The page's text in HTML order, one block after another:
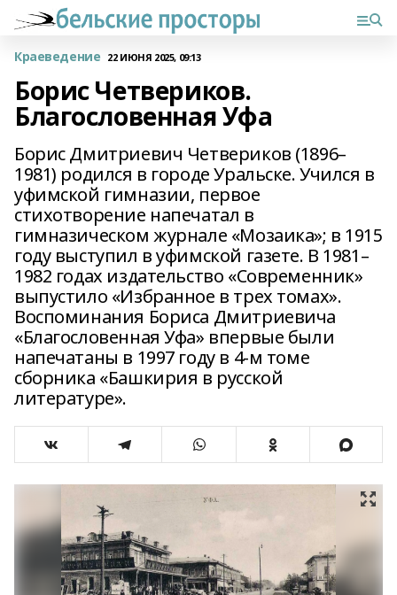
Краеведение 22 ИЮНЯ 2025, 09:13
Борис Четвериков.
Благословенная Уфа
Борис Дмитриевич Четвериков (1896–
1981) родился в городе Уральске. Учился в
уфимской гимназии, первое
стихотворение напечатал в
гимназическом журнале «Мозаика»; в 1915
году выступил в уфимской газете. В 1981–
1982 годах издательство «Современник»
выпустило «Избранное в трех томах».
Воспоминания Бориса Дмитриевича
«Благословенная Уфа» впервые были
напечатаны в 1997 году в 4-м томе
сборника «Башкирия в русской
литературе».